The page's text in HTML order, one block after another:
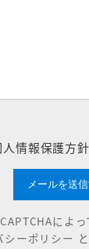
人情報保護方
によっ
シーポリシー と